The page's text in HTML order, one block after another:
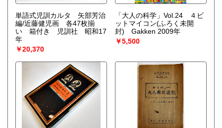
単語式児訓カルタ 矢部芳治
編/近藤健児画 各47枚揃
い 箱付き 児訓社 昭和17
年
￥20,370
「大人の科学」Vol.24 ４ビ
ットマイコン(ふろく未開
封) Gakken 2009年
￥5,500